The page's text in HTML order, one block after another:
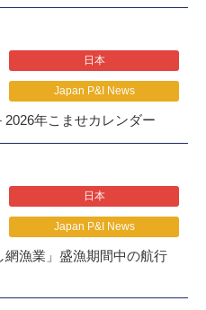
日本
Japan P&I News
年こませカレンダー
日本
Japan P&I News
漁業」盛漁期間中の航行